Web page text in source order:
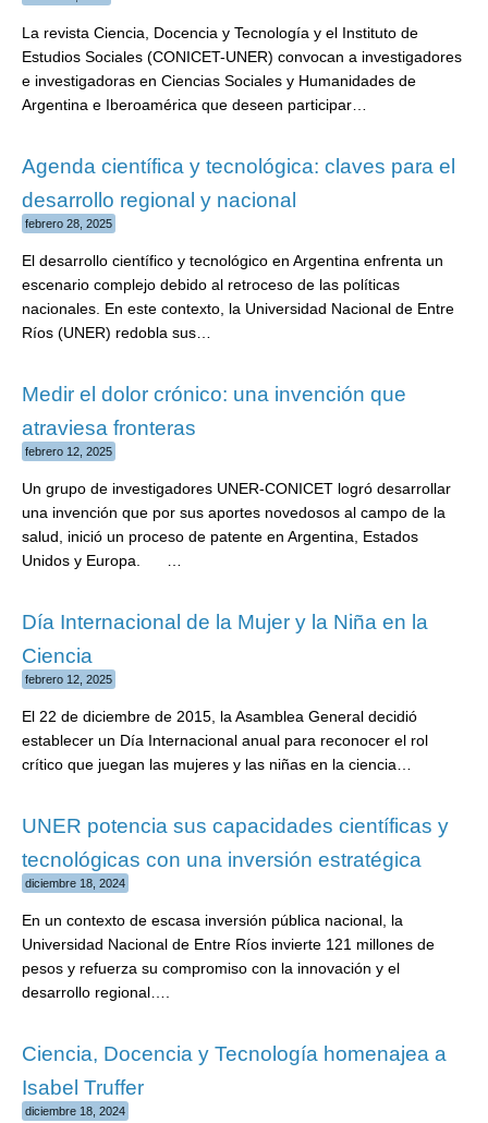
La revista Ciencia, Docencia y Tecnología y el Instituto de
Estudios Sociales (CONICET-UNER) convocan a investigadores
e investigadoras en Ciencias Sociales y Humanidades de
Argentina e Iberoamérica que deseen participar…
Agenda científica y tecnológica: claves para el
desarrollo regional y nacional
febrero 28, 2025
El desarrollo científico y tecnológico en Argentina enfrenta un
escenario complejo debido al retroceso de las políticas
nacionales. En este contexto, la Universidad Nacional de Entre
Ríos (UNER) redobla sus…
Medir el dolor crónico: una invención que
atraviesa fronteras
febrero 12, 2025
Un grupo de investigadores UNER-CONICET logró desarrollar
una invención que por sus aportes novedosos al campo de la
salud, inició un proceso de patente en Argentina, Estados
Unidos y Europa. …
Día Internacional de la Mujer y la Niña en la
Ciencia
febrero 12, 2025
El 22 de diciembre de 2015, la Asamblea General decidió
establecer un Día Internacional anual para reconocer el rol
crítico que juegan las mujeres y las niñas en la ciencia…
UNER potencia sus capacidades científicas y
tecnológicas con una inversión estratégica
diciembre 18, 2024
En un contexto de escasa inversión pública nacional, la
Universidad Nacional de Entre Ríos invierte 121 millones de
pesos y refuerza su compromiso con la innovación y el
desarrollo regional….
Ciencia, Docencia y Tecnología homenajea a
Isabel Truffer
diciembre 18, 2024